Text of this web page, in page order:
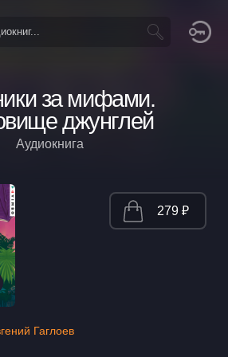
за мифами.
джунглей
Аудиокнига
Гаглоев
279 ₽